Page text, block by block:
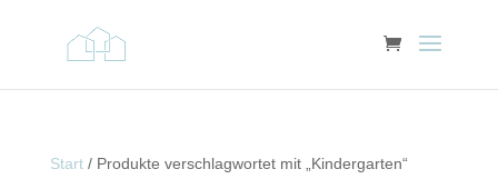
Start/ Produkte verschlagwortet mit „Kindergarten“